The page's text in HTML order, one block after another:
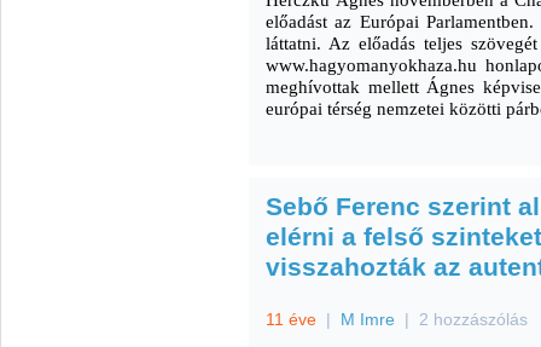
előadást az Európai
láttatni. Az előadás teljes
www.hagyomanyokhaza.hu
meghívottak mellett Ágnes
európai térség nemzetei közötti
Sebő Ferenc szerint
elérni a felső
visszahozták az
11 éve | M Imre | 2 hozzászólás